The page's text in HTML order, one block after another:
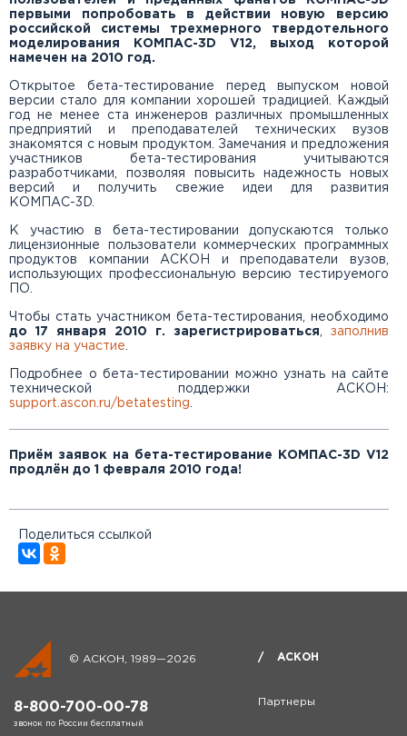
Email
Пароль
Восстановить пароль
Зарегистрироваться
Страна
Введите код с картинки
Город
Пароль (латинские буквы и цифры)
Повторите пароль
ЗАРЕГИСТРИРОВАТЬСЯ
Новости КОМПАС: Строительство
Новости КОМПАС
Новости Renga
Новости Pilot-ICE
Новости КОМПАС: Приборостроение
Новости КОМПАС: Машиностроение
Новости КОМПАС в образовании
СОХРАНИТЬ
Поля, помеченные звёздочкой (*), обязательны для заполнения.
Вами информации.
Вами информации и не передаём их третьим лицам.
Отправляя данные, Вы даете согласие на обработку
первыми попробовать в действии новую версию
российской системы трехмерного твердотельного
моделирования КОМПАС-3D V12, выход которой
намечен на 2010 год.
Открытое бета-тестирование перед выпуском новой
версии стало для компании хорошей традицией. Каждый
год не менее ста инженеров различных промышленных
предприятий и преподавателей технических вузов
знакомятся с новым продуктом. Замечания и предложения
участников бета-тестирования учитываются
разработчиками, позволяя повысить надежность новых
версий и получить свежие идеи для развития
КОМПАС-3D.
К участию в бета-тестировании допускаются только
лицензионные пользователи коммерческих программных
продуктов компании АСКОН и преподаватели вузов,
использующих профессиональную версию тестируемого
ПО.
Чтобы стать участником бета-тестирования, необходимо
до 17 января 2010 г. зарегистрироваться
заполнив
заявку на участие
Подробнее о бета-тестировании можно узнать на сайте
технической поддержки АСКОН:
support.ascon.ru/betatesting
Приём заявок на бета-тестирование КОМПАС-3D V12
продлён до 1 февраля 2010 года!
Поделиться ссылкой
© АСКОН, 1989—2026
8-800-700-00-78
звонок по России бесплатный
АСКОН
Партнеры